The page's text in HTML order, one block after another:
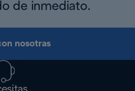
de inmediato.
nosotras